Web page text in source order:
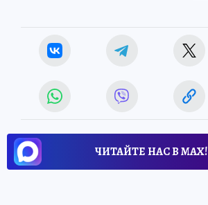
ЧИТАЙТЕ НАС В МАХ!